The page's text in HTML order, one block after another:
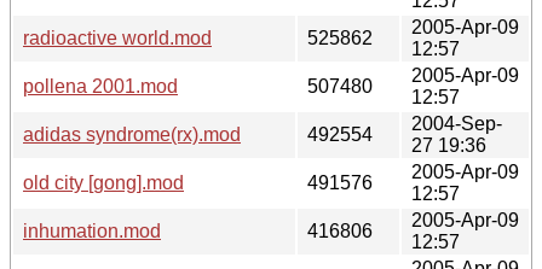
radioactive world.mod
525862
2005-Apr-09
12:57
pollena 2001.mod
507480
2005-Apr-09
12:57
adidas syndrome(rx).mod
492554
2004-Sep-
27 19:36
old city [gong].mod
491576
2005-Apr-09
12:57
inhumation.mod
416806
2005-Apr-09
12:57